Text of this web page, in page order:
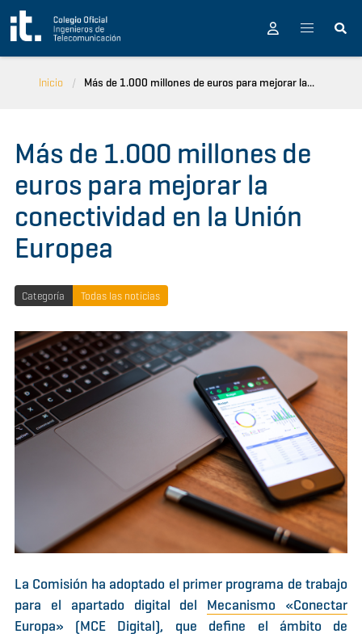
Pasar al contenido principal
Inicio Más de 1.000 millones de euros para mejorar la...
Más de 1.000 millones de
euros para mejorar la
conectividad en la Unión
Europea
Categoría Todas las noticias
La Comisión ha adoptado el primer programa de trabajo
para el apartado digital del Mecanismo «Conectar
Europa» (MCE Digital), que define el ámbito de